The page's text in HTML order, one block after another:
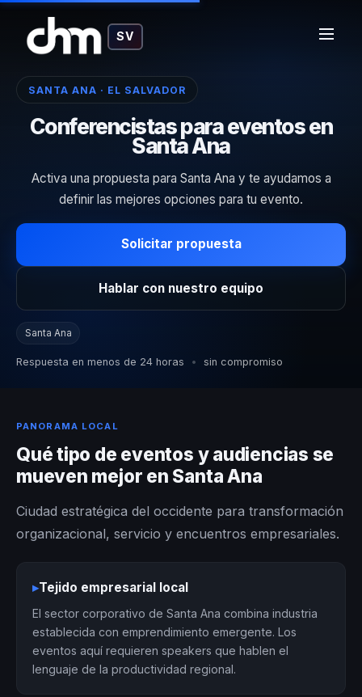
SV
SANTA ANA · EL SALVADOR
Conferencistas para eventos en
Santa Ana
Activa una propuesta para Santa Ana y te ayudamos a
definir las mejores opciones para tu evento.
Solicitar propuesta
Hablar con nuestro equipo
Santa Ana
Respuesta en menos de 24 horas • sin compromiso
PANORAMA LOCAL
Qué tipo de eventos y audiencias se
mueven mejor en Santa Ana
Ciudad estratégica del occidente para transformación
organizacional, servicio y encuentros empresariales.
▸Tejido empresarial local
El sector corporativo de Santa Ana combina industria
establecida con emprendimiento emergente. Los
eventos aquí requieren speakers que hablen el
lenguaje de la productividad regional.